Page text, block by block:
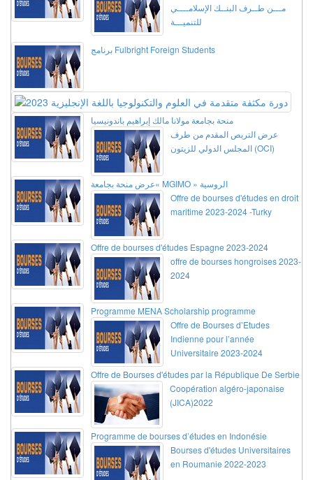
مـــن طــرف البنــك الإسلامــــي
للتنميـــة
برنامج Fulbright Foreign Students
منحة بجامعة مولانا مالك إبراهيم باندونيسيا
عرض التربص المقدم من طرف
المجلس الدولي للزيتون (OCI)
عرض منحة بجامعة« MGIMO » الروسية
Offre de bourses d'études en droit
maritime 2023-2024 -Turky
Offre de bourses d'études Espagne 2023-2024
offre de bourses hongroises 2023-
2024
Programme MENA Scholarship programme
Offre de Bourses d’Etudes
Indienne pour l’année
Universitaire 2023-2024
Offre de Bourses d'études par la République De Serbie
Coopération algéro-japonaise
(JICA)2022
Programme de bourses d’études en Indonésie
Bourses d'études Universitaires
en Roumanie 2022-2023